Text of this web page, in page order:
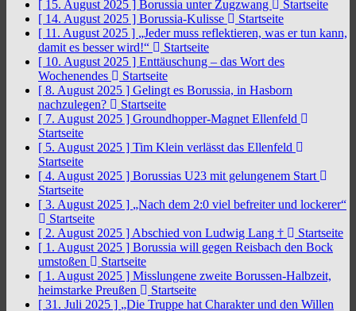
[ 15. August 2025 ] Borussia unter Zugzwang
Startseite
[ 14. August 2025 ] Borussia-Kulisse
Startseite
[ 11. August 2025 ] „Jeder muss reflektieren, was er tun kann,
damit es besser wird!“
Startseite
[ 10. August 2025 ] Enttäuschung – das Wort des
Wochenendes
Startseite
[ 8. August 2025 ] Gelingt es Borussia, in Hasborn
nachzulegen?
Startseite
[ 7. August 2025 ] Groundhopper-Magnet Ellenfeld
Startseite
[ 5. August 2025 ] Tim Klein verlässt das Ellenfeld
Startseite
[ 4. August 2025 ] Borussias U23 mit gelungenem Start
Startseite
[ 3. August 2025 ] „Nach dem 2:0 viel befreiter und lockerer“
Startseite
[ 2. August 2025 ] Abschied von Ludwig Lang †
Startseite
[ 1. August 2025 ] Borussia will gegen Reisbach den Bock
umstoßen
Startseite
[ 1. August 2025 ] Misslungene zweite Borussen-Halbzeit,
heimstarke Preußen
Startseite
[ 31. Juli 2025 ] „Die Truppe hat Charakter und den Willen